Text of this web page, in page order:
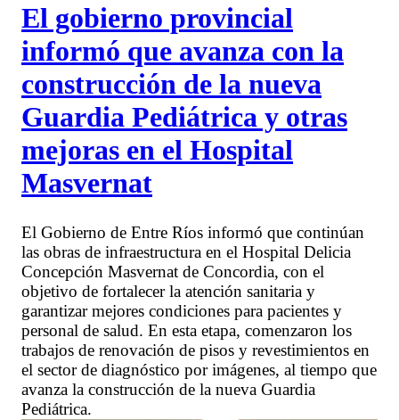
El gobierno provincial
informó que avanza con la
construcción de la nueva
Guardia Pediátrica y otras
mejoras en el Hospital
Masvernat
El Gobierno de Entre Ríos informó que continúan
las obras de infraestructura en el Hospital Delicia
Concepción Masvernat de Concordia, con el
objetivo de fortalecer la atención sanitaria y
garantizar mejores condiciones para pacientes y
personal de salud. En esta etapa, comenzaron los
trabajos de renovación de pisos y revestimientos en
el sector de diagnóstico por imágenes, al tiempo que
avanza la construcción de la nueva Guardia
Pediátrica.